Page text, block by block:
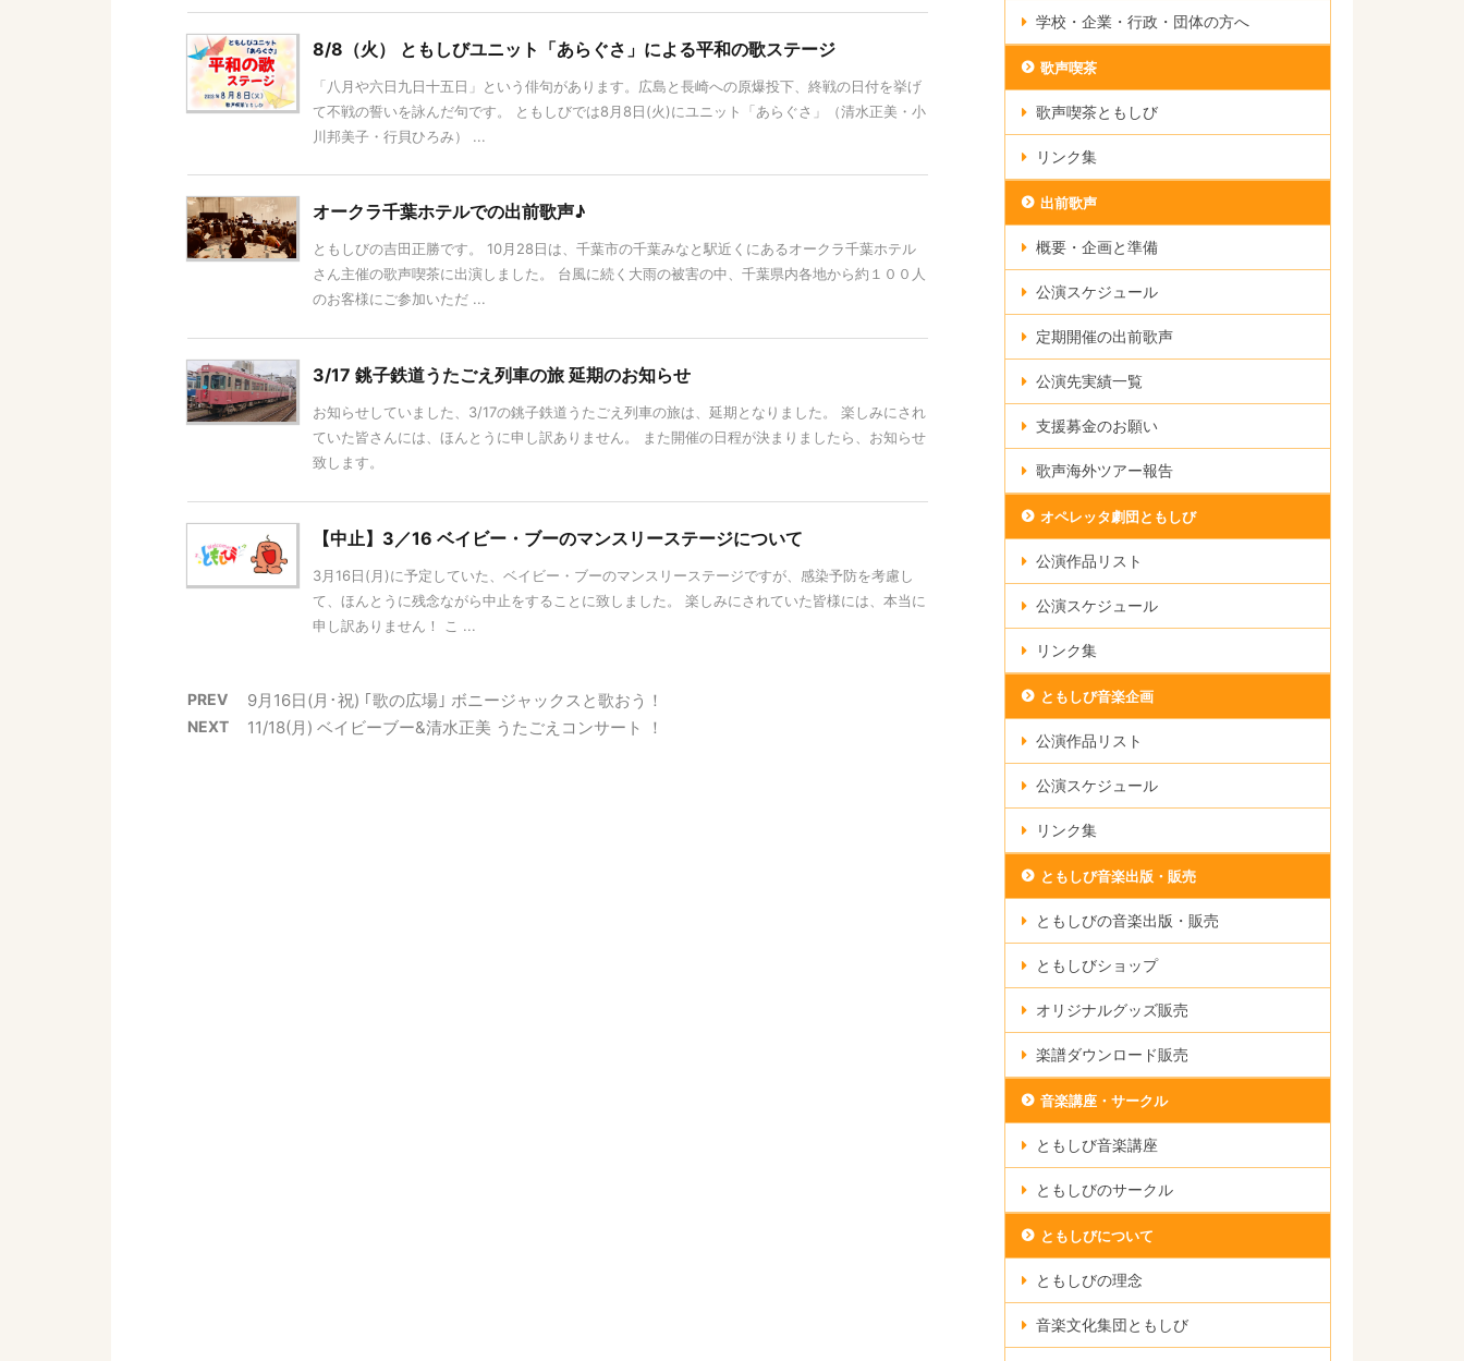
8/8（火） ともしびユニット「あらぐさ」による平和の歌ステージ
「八月や六日九日十五日」という俳句があります。広島と長崎への原爆投下、終戦の日付を挙げ
て不戦の誓いを詠んだ句です。 ともしびでは8月8日(火)にユニット「あらぐさ」（清水正美・小
川邦美子・行貝ひろみ） ...
オークラ千葉ホテルでの出前歌声♪
ともしびの吉田正勝です。 10月28日は、千葉市の千葉みなと駅近くにあるオークラ千葉ホテル
さん主催の歌声喫茶に出演しました。 台風に続く大雨の被害の中、千葉県内各地から約１００人
のお客様にご参加いただ ...
3/17 銚子鉄道うたごえ列車の旅 延期のお知らせ
お知らせしていました、3/17の銚子鉄道うたごえ列車の旅は、延期となりました。 楽しみにされ
ていた皆さんには、ほんとうに申し訳ありません。 また開催の日程が決まりましたら、お知らせ
致します。
【中止】3／16 ベイビー・ブーのマンスリーステージについて
3月16日(月)に予定していた、ベイビー・ブーのマンスリーステージですが、感染予防を考慮し
て、ほんとうに残念ながら中止をすることに致しました。 楽しみにされていた皆様には、本当に
申し訳ありません！ こ ...
PREV 9月16日(月･祝) ｢歌の広場｣ ボニージャックスと歌おう！
NEXT 11/18(月) ベイビーブー&清水正美 うたごえコンサート ！
学校・企業・行政・団体の方へ
歌声喫茶
歌声喫茶ともしび
リンク集
出前歌声
概要・企画と準備
公演スケジュール
定期開催の出前歌声
公演先実績一覧
支援募金のお願い
歌声海外ツアー報告
オペレッタ劇団ともしび
公演作品リスト
公演スケジュール
リンク集
ともしび音楽企画
公演作品リスト
公演スケジュール
リンク集
ともしび音楽出版・販売
ともしびの音楽出版・販売
ともしびショップ
オリジナルグッズ販売
楽譜ダウンロード販売
音楽講座・サークル
ともしび音楽講座
ともしびのサークル
ともしびについて
ともしびの理念
音楽文化集団ともしび